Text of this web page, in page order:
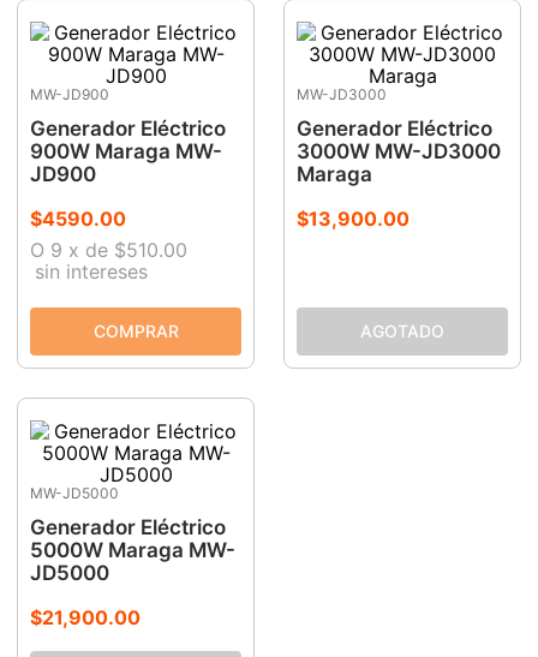
MW-JD900
Generador Eléctrico
900W Maraga MW-
JD900
$4590.00
O 9 x de $510.00
sin intereses
MW-JD3000
Generador Eléctrico
3000W MW-JD3000
Maraga
$13,900.00
MW-JD5000
Generador Eléctrico
5000W Maraga MW-
JD5000
$21,900.00